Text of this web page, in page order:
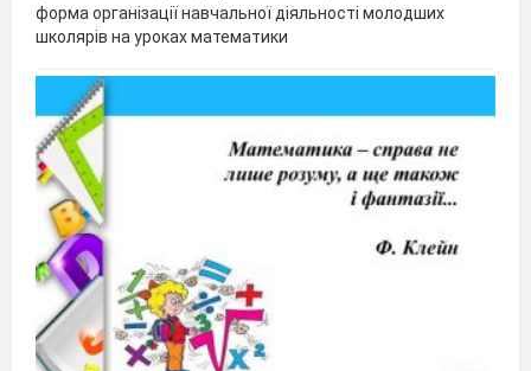
форма організації навчальної діяльності молодших
школярів на уроках математики